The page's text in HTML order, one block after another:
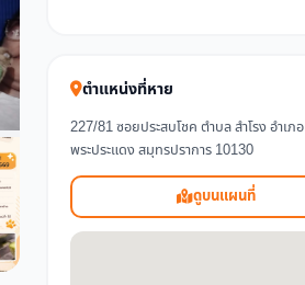
ตำแหน่งที่หาย
227/81 ซอยประสบโชค ตำบล สำโรง อำเภอ
พระประแดง สมุทรปราการ 10130
ดูบนแผนที่